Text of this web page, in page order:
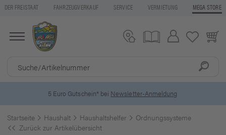
DER FREISTAAT FAHRZEUGVERKAUF SERVICE VERMIETUNG MEGA STORE
5 Euro Gutschein* bei Newsletter-Anmeldung
Startseite Haushalt Haushaltshelfer
Ordnungssysteme
Zurück zur Artikelübersicht